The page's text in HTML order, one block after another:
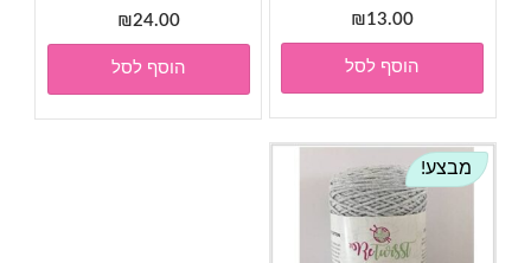
₪24.00
הוסף לסל
₪13.00
הוסף לסל
מבצע!